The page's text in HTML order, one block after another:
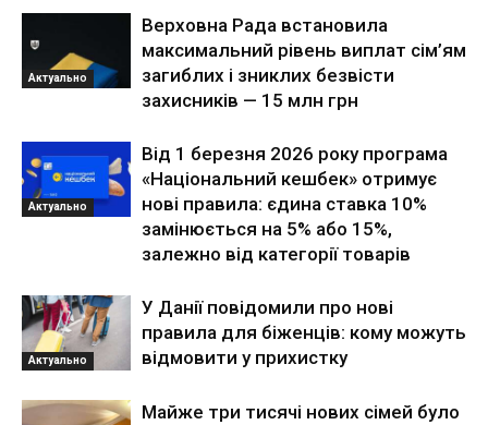
Актуально
Верховна Рада встановила
максимальний рівень виплат сім’ям
загиблих і зниклих безвісти
захисників — 15 млн грн
Актуально
Від 1 березня 2026 року програма
«Національний кешбек» отримує
нові правила: єдина ставка 10%
замінюється на 5% або 15%,
залежно від категорії товарів
Актуально
У Данії повідомили про нові
правила для біженців: кому можуть
відмовити у прихистку
Майже три тисячі нових сімей було